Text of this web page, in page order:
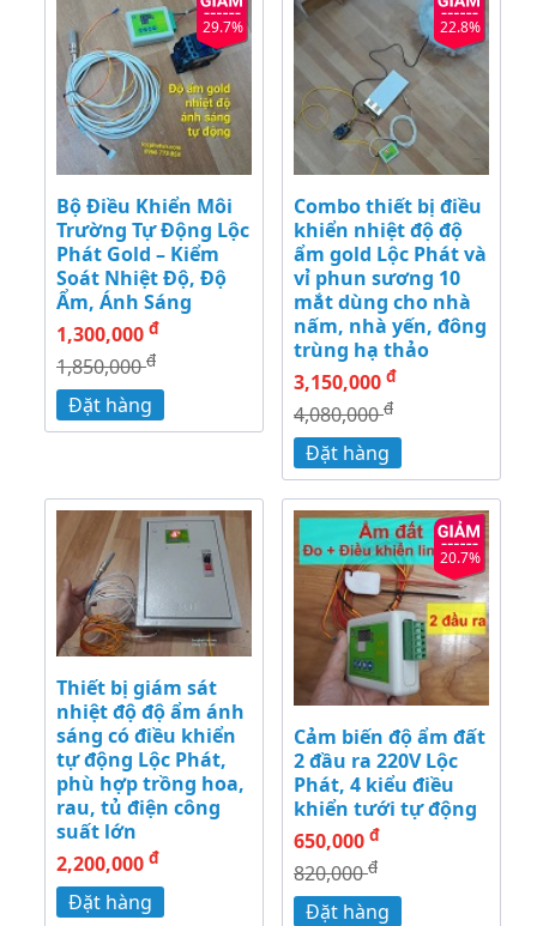
29.7%
Bộ Điều Khiển Môi
Trường Tự Động Lộc
Phát Gold – Kiểm
Soát Nhiệt Độ, Độ
Ẩm, Ánh Sáng
1,300,000 đ
1,850,000đ
Đặt hàng
22.8%
Combo thiết bị điều
khiển nhiệt độ độ
ẩm gold Lộc Phát và
vỉ phun sương 10
mắt dùng cho nhà
nấm, nhà yến, đông
trùng hạ thảo
3,150,000 đ
4,080,000đ
Đặt hàng
Thiết bị giám sát
nhiệt độ độ ẩm ánh
sáng có điều khiển
tự động Lộc Phát,
phù hợp trồng hoa,
rau, tủ điện công
suất lớn
2,200,000 đ
Đặt hàng
20.7%
Cảm biến độ ẩm đất
2 đầu ra 220V Lộc
Phát, 4 kiểu điều
khiển tưới tự động
650,000 đ
820,000đ
Đặt hàng